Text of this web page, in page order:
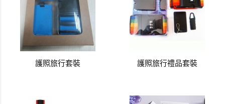
護照旅行套裝 護照旅行禮品套裝